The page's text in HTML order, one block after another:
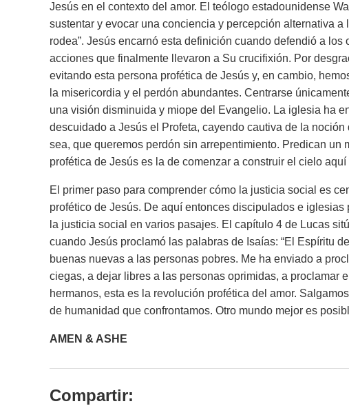
Jesús en el contexto del amor. El teólogo estadounidense
sustentar y evocar una conciencia y percepción alternativa
rodea”. Jesús encarnó esta definición cuando defendió a
acciones que finalmente llevaron a Su crucifixión. Por
evitando esta persona profética de Jesús y, en cambio,
la misericordia y el perdón abundantes. Centrarse
una visión disminuida y miope del Evangelio. La iglesia ha
descuidado a Jesús el Profeta, cayendo cautiva de la
sea, que queremos perdón sin arrepentimiento. Predican
profética de Jesús es la de comenzar a construir el cielo aquí
El primer paso para comprender cómo la justicia social es
profético de Jesús. De aquí entonces discipulados e
la justicia social en varios pasajes. El capítulo 4 de Lucas
cuando Jesús proclamó las palabras de Isaías: “El Espíritu
buenas nuevas a las personas pobres. Me ha enviado a
ciegas, a dejar libres a las personas oprimidas, a proclamar
hermanos, esta es la revolución profética del amor.
de humanidad que confrontamos. Otro mundo mejor es
AMEN & ASHE
Compartir: